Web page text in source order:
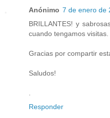
Anónimo 7 de enero de
BRILLANTES! y
cuando tengamos visitas.
Gracias por compartir
Saludos!
Responder